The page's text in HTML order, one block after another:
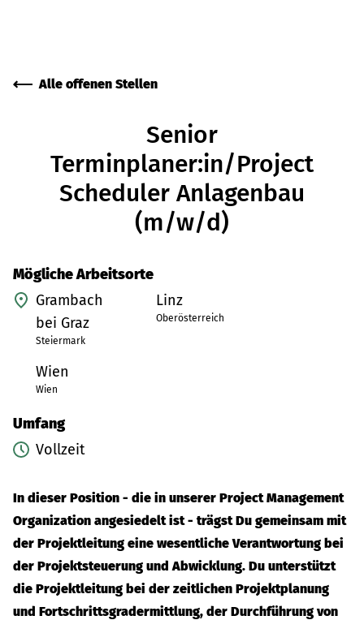
Alle offenen Stellen
Senior
Terminplaner:in/Project
Scheduler Anlagenbau
(m/w/d)
Mögliche Arbeitsorte
Grambach
bei Graz
Steiermark
Linz
Oberösterreich
Wien
Wien
Umfang
Vollzeit
In dieser Position - die in unserer Project Management
Organization angesiedelt ist - trägst Du gemeinsam mit
der Projektleitung eine wesentliche Verantwortung bei
der Projektsteuerung und Abwicklung. Du unterstützt
die Projektleitung bei der zeitlichen Projektplanung
und Fortschrittsgradermittlung, der Durchführung von